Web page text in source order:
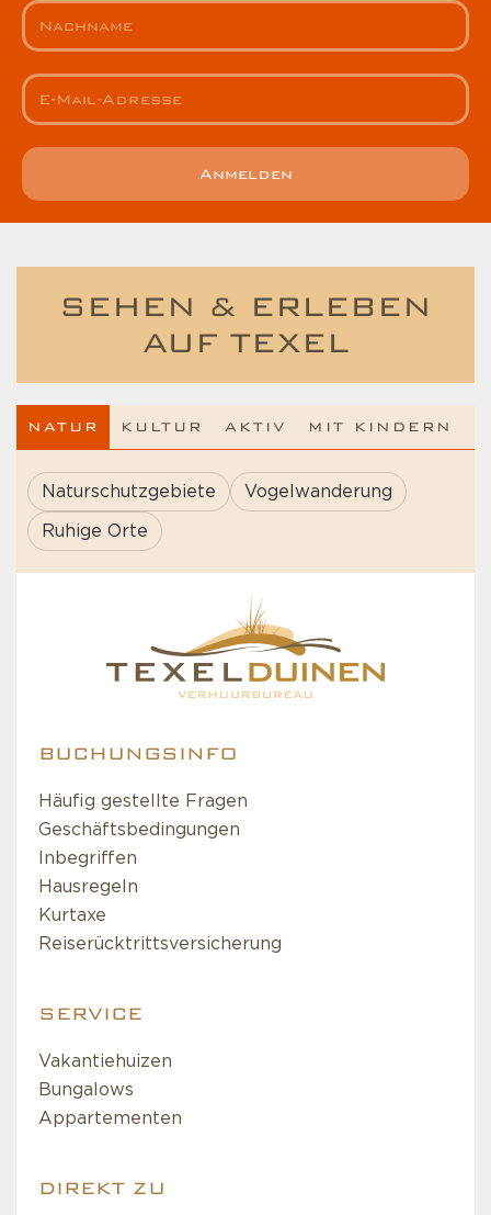
Anmelden
SEHEN & ERLEBEN
AUF TEXEL
NATUR KULTUR AKTIV MIT KINDERN
Naturschutzgebiete Vogelwanderung
Ruhige Orte
BUCHUNGSINFO
Häufig gestellte Fragen
Geschäftsbedingungen
Inbegriffen
Hausregeln
Kurtaxe
Reiserücktrittsversicherung
SERVICE
Vakantiehuizen
Bungalows
Appartementen
DIREKT ZU